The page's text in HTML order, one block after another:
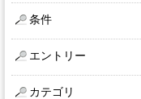
条件
エントリー
カテゴリ